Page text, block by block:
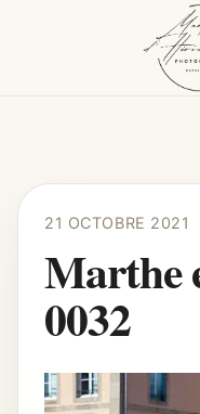
21 OCTOBRE 2021
Marthe
0032